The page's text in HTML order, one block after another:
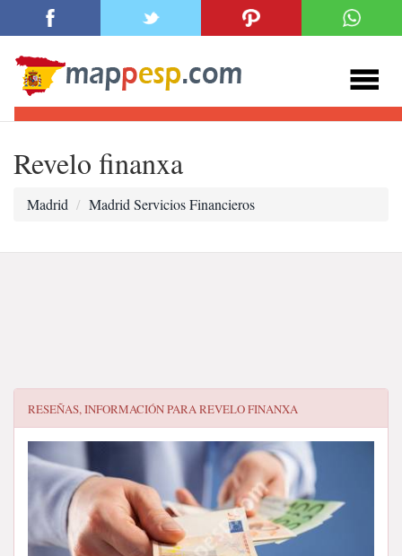
Revelo finanxa
Madrid Madrid Servicios Financieros
RESEÑAS, INFORMACIÓN PARAREVELO FINANXA